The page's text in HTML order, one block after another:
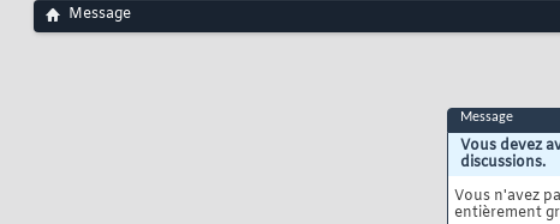
Message
Message
Vous devez
discussions.
Vous n'avez
entièrement